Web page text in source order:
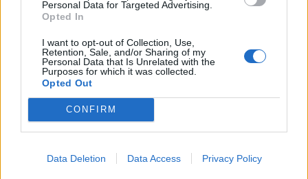
Personal Data for Targeted Advertising.
Opted In
I want to opt-out of Collection, Use,
Retention, Sale, and/or Sharing of my
Personal Data that Is Unrelated with the
Purposes for which it was collected.
Opted Out
CONFIRM
Data Deletion Data Access Privacy Policy
Pubblicato da Redazione